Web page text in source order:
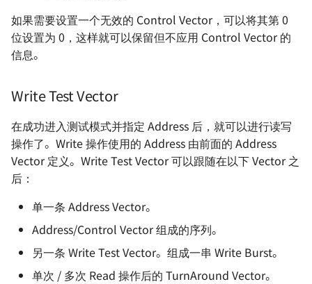
如果需要设置一个无效的 Control Vector，可以将其第 0
位设置为 0，这样就可以保留但不应用 Control Vector 的
信息。
Write Test Vector
在成功进入测试模式并指定 Address 后，就可以进行读写
操作了。Write 操作使用的 Address 由前面的 Address
Vector 定义。Write Test Vector 可以跟随在以下 Vector 之
后：
单一条 Address Vector。
Address/Control Vector 组成的序列。
另一条 Write Test Vector。组成一串 Write Burst。
单次 / 多次 Read 操作后的 TurnAround Vector。